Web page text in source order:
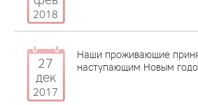
2018
27
дек
2017
Наши проживающие
наступающим Новым